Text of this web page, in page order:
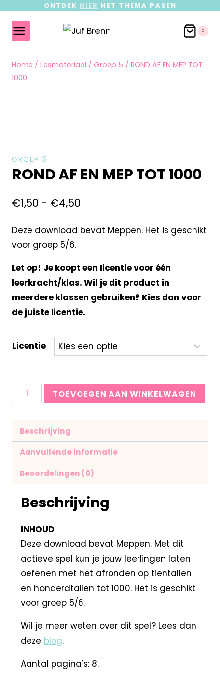
ONTDEK HIER HET THEMA PASEN
0
Home / Lesmateriaal / Groep 5 / ROND AF EN MEP TOT
1000
GROEP 5
ROND AF EN MEP TOT 1000
€1,50 - €4,50
Deze download bevat Meppen. Het is geschikt
voor groep 5/6.
Let op! Je koopt een licentie voor één
leerkracht/klas. Wil je dit product in
meerdere klassen gebruiken? Kies dan voor
de juiste licentie.
Licentie
TOEVOEGEN AAN WINKELWAGEN
Beschrijving
Aanvullende informatie
Beoordelingen (0)
Beschrijving
INHOUD
Deze download bevat Meppen. Met dit
actieve spel kun je jouw leerlingen laten
oefenen met het afronden op tientallen
en honderdtallen tot 1000. Het is geschikt
voor groep 5/6.
Wil je meer weten over dit spel? Lees dan
deze blog.
Aantal pagina’s: 8.